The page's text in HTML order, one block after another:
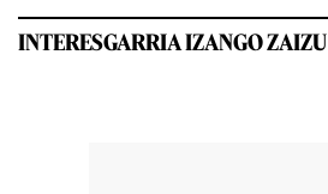
INTERESGARRIA IZANGO ZAIZU